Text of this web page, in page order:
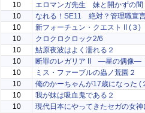
10
エロマンガ先生 妹と開かずの間
10
なれる！SE11 絶対？管理職宣
10
新フォーチュン・クエスト II (３
10
クロクロクロック2/6
10
鮎原夜波はよく濡れる２
10
断罪のレガリア II ―星の偶像―
10
ミス・ファーブルの蟲ノ荒園２
10
俺のかーちゃんが17歳になった (
10
我が妹は吸血鬼である２
10
現代日本にやってきたセガの女